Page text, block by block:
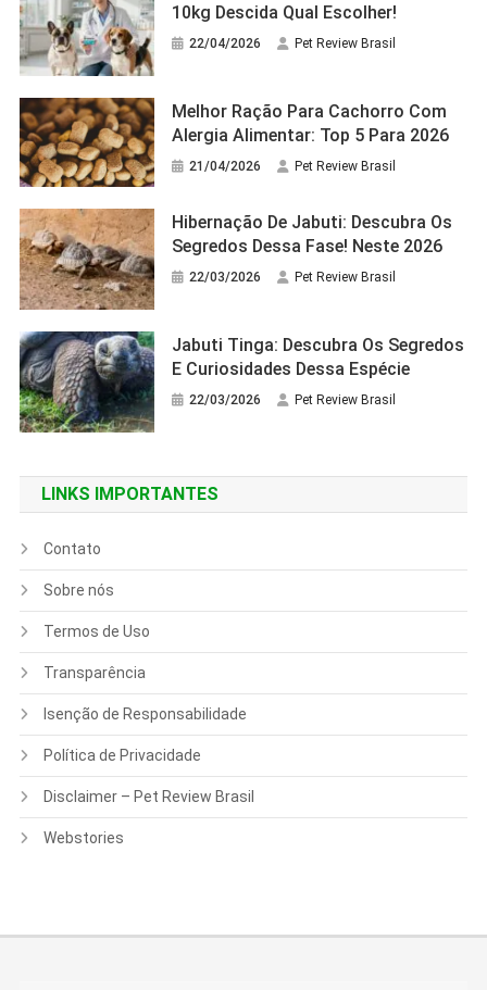
10kg Descida Qual Escolher!
22/04/2026 Pet Review Brasil
Melhor Ração Para Cachorro Com
Alergia Alimentar: Top 5 Para 2026
21/04/2026 Pet Review Brasil
Hibernação De Jabuti: Descubra Os
Segredos Dessa Fase! Neste 2026
22/03/2026 Pet Review Brasil
Jabuti Tinga: Descubra Os Segredos
E Curiosidades Dessa Espécie
22/03/2026 Pet Review Brasil
LINKS IMPORTANTES
Contato
Sobre nós
Termos de Uso
Transparência
Isenção de Responsabilidade
Política de Privacidade
Disclaimer – Pet Review Brasil
Webstories